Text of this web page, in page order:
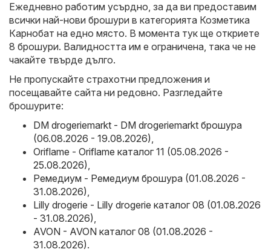
Ежедневно работим усърдно, за да ви предоставим
всички най-нови брошури в категорията Козметика
Карнобат на едно място. В момента тук ще откриете
8 брошури. Валидността им е ограничена, така че не
чакайте твърде дълго.
Не пропускайте страхотни предложения и
посещавайте сайта ни редовно. Разгледайте
брошурите:
DM drogeriemarkt - DM drogeriemarkt брошура
(06.08.2026 - 19.08.2026),
Oriflame - Oriflame каталог 11 (05.08.2026 -
25.08.2026),
Ремедиум - Ремедиум брошура (01.08.2026 -
31.08.2026),
Lilly drogerie - Lilly drogerie каталог 08 (01.08.2026
- 31.08.2026),
AVON - AVON каталог 08 (01.08.2026 -
31.08.2026).